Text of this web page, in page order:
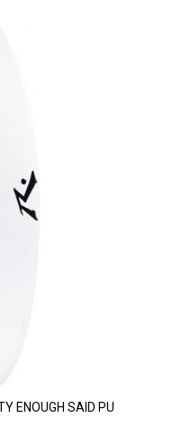
ENOUGH SAID PU